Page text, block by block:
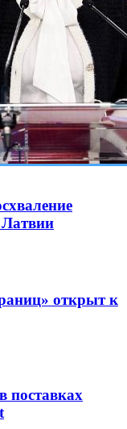
Латвии
открыт к
поставках